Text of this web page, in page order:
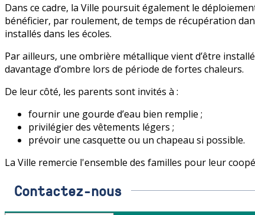
Dans ce cadre, la Ville poursuit également le
bénéficier, par roulement, de temps de récupération
installés dans les écoles.
Par ailleurs, une ombrière métallique vient d’être
davantage d’ombre lors de période de fortes chaleurs.
De leur côté, les parents sont invités à :
fournir une gourde d’eau bien remplie ;
privilégier des vêtements légers ;
prévoir une casquette ou un chapeau si possible.
La Ville remercie l'ensemble des familles pour leur
Contactez-nous